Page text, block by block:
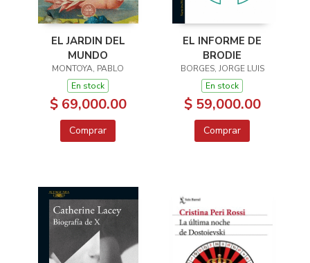
EL JARDIN DEL
MUNDO
MONTOYA, PABLO
En stock
$ 69,000.00
Comprar
EL INFORME DE
BRODIE
BORGES, JORGE LUIS
En stock
$ 59,000.00
Comprar